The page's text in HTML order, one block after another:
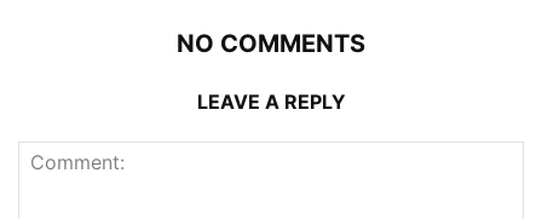
NO COMMENTS
LEAVE A REPLY